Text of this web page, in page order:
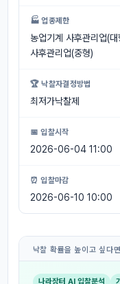
🏭 업종제한
농업기계 사후관리업(
사후관리업(중형)
🏆 낙찰자결정방법
최저가낙찰제
📅 입찰시작
2026-06-04 11:00
⏰ 입찰마감
2026-06-10 10:00
낙찰 확률을 높이고 싶다면
나라장터 AI 입찰분석